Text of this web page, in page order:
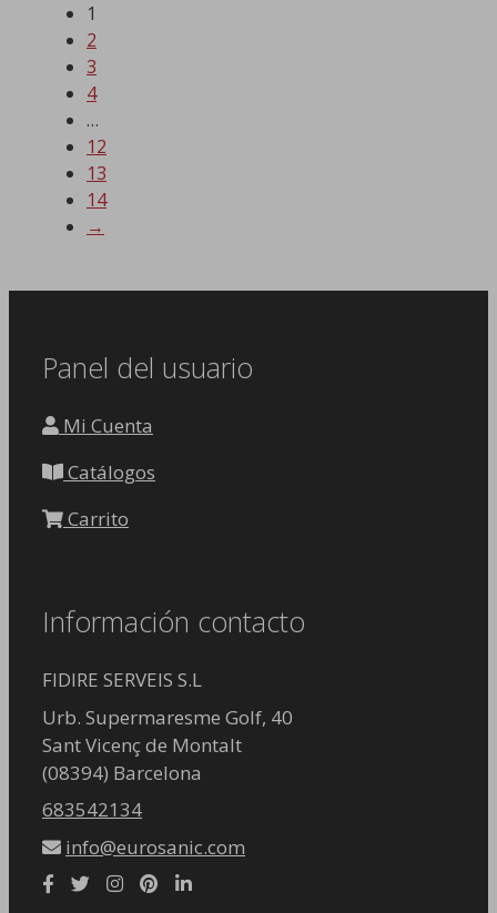
1
2
3
4
…
12
13
14
→
Panel del usuario
Mi Cuenta
Catálogos
Carrito
Información contacto
FIDIRE SERVEIS S.L
Urb. Supermaresme Golf, 40
Sant Vicenç de Montalt
(08394) Barcelona
683542134
info@eurosanic.com